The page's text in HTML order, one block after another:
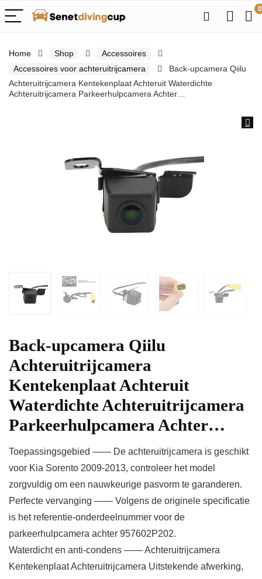
0
Home Shop
Accessoires
Accessoires voor achteruitrijcamera
Back-upcamera Qiilu
Achteruitrijcamera Kentekenplaat Achteruit Waterdichte
Achteruitrijcamera Parkeerhulpcamera Achter…
Back-upcamera Qiilu
Achteruitrijcamera
Kentekenplaat Achteruit
Waterdichte Achteruitrijcamera
Parkeerhulpcamera Achter…
Toepassingsgebied —— De achteruitrijcamera is geschikt
voor Kia Sorento 2009-2013, controleer het model
zorgvuldig om een ​​nauwkeurige pasvorm te garanderen.
Perfecte vervanging —— Volgens de originele specificatie
is het referentie-onderdeelnummer voor de
parkeerhulpcamera achter 957602P202.
Waterdicht en anti-condens —— Achteruitrijcamera
Kentekenplaat Achteruitrijcamera Uitstekende afwerking,